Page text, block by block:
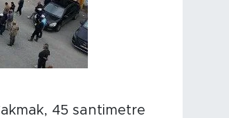
45 santimetre